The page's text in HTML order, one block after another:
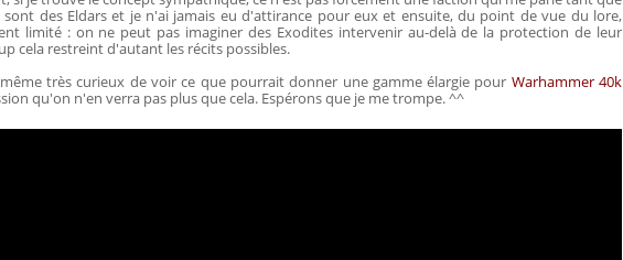
sont des Eldars et je n'ai jamais eu d'attirance pour eux et ensuite, du point de vue du lore,
limité : on ne peut pas imaginer des Exodites intervenir au-delà de la protection de leur
cela restreint d'autant les récits possibles.
même très curieux de voir ce que pourrait donner une gamme élargie pour Warhammer 40k
qu'on n'en verra pas plus que cela. Espérons que je me trompe. ^^